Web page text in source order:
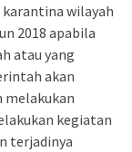
wilayah
2018 apabila
atau yang
akan
melakukan
kegiatan
terjadinya